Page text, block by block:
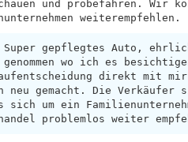
und probefahren. Wir
weiterempfehlen.
Super gepflegtes Auto,
wo ich es
direkt mit mir
neu gemacht. Die Verkäufer
um ein
problemlos weiter